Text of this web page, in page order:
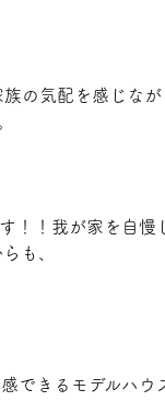
の気配を感じな
！！我が家を自
も、
できるモデルハウ